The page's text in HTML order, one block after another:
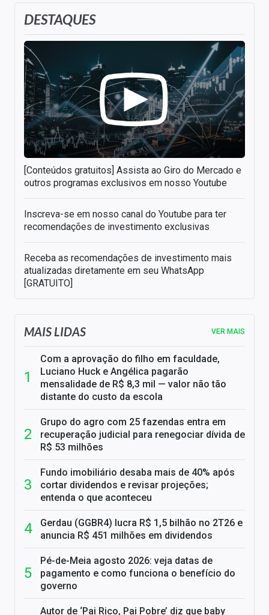
DESTAQUES
[Conteúdos gratuitos] Assista ao Giro do Mercado e
outros programas exclusivos em nosso Youtube
Inscreva-se em nosso canal do Youtube para ter
recomendações de investimento exclusivas
Receba as recomendações de investimento mais
atualizadas diretamente em seu WhatsApp
[GRATUITO]
MAIS LIDAS VER MAIS
Com a aprovação do filho em faculdade,
Luciano Huck e Angélica pagarão
mensalidade de R$ 8,3 mil — valor não tão
distante do custo da escola
Grupo do agro com 25 fazendas entra em
recuperação judicial para renegociar dívida de
R$ 53 milhões
Fundo imobiliário desaba mais de 40% após
cortar dividendos e revisar projeções;
entenda o que aconteceu
Gerdau (GGBR4) lucra R$ 1,5 bilhão no 2T26 e
anuncia R$ 451 milhões em dividendos
Pé-de-Meia agosto 2026: veja datas de
pagamento e como funciona o benefício do
governo
Autor de ‘Pai Rico, Pai Pobre’ diz que baby